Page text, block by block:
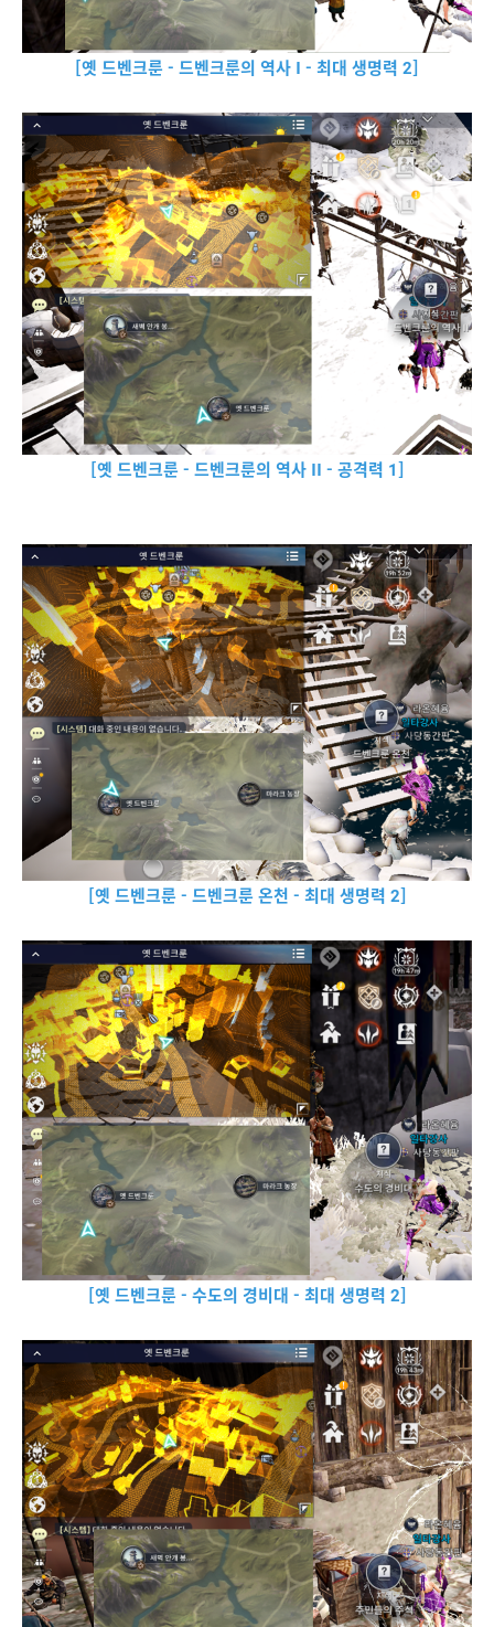
[옛 드벤크룬 - 드벤크룬의 역사 I - 최대 생명력 2]
[옛 드벤크룬 - 드벤크룬의 역사 II - 공격력 1]
[옛 드벤크룬 - 드벤크룬 온천 - 최대 생명력 2]
[옛 드벤크룬 - 수도의 경비대 - 최대 생명력 2]